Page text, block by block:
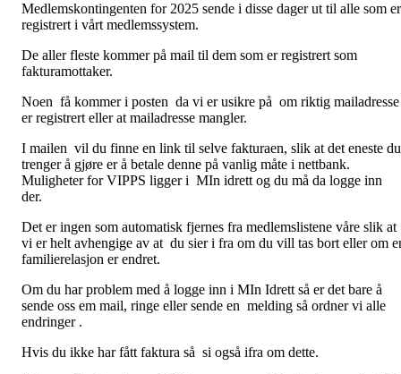
Medlemskontingenten for 2025 sende i disse dager ut til alle som er
registrert i vårt medlemssystem.
De aller fleste kommer på mail til dem som er registrert som
fakturamottaker.
Noen få kommer i posten da vi er usikre på om riktig mailadresse
er registrert eller at mailadresse mangler.
I mailen vil du finne en link til selve fakturaen, slik at det eneste du
trenger å gjøre er å betale denne på vanlig måte i nettbank.
Muligheter for VIPPS ligger i MIn idrett og du må da logge inn
der.
Det er ingen som automatisk fjernes fra medlemslistene våre slik at
vi er helt avhengige av at du sier i fra om du vill tas bort eller om
familierelasjon er endret.
Om du har problem med å logge inn i MIn Idrett så er det bare å
sende oss em mail, ringe eller sende en melding så ordner vi alle
endringer .
Hvis du ikke har fått faktura så si også ifra om dette.